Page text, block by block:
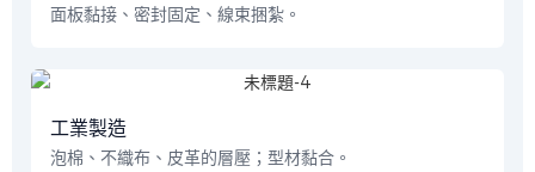
面板黏接、密封固定、線束捆紮。
工業製造
泡棉、不織布、皮革的層壓；型材黏合。